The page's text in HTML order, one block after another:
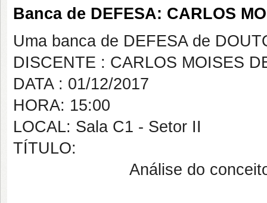
Banca de DEFESA: CARLOS
Uma banca de DEFESA de
DISCENTE : CARLOS MOISES
DATA : 01/12/2017
HORA: 15:00
LOCAL: Sala C1 - Setor II
TÍTULO:
Análise do